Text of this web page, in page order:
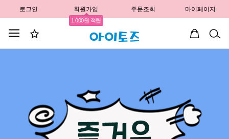
로그인 회원가입
1,000원 적립
주문조회 마이페이지